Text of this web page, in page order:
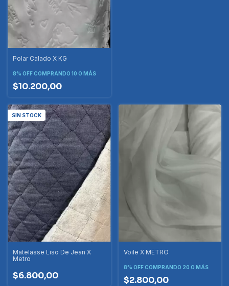
Polar Calado X KG
8% OFFCOMPRANDO 10 O MÁS
$10.200,00
SIN STOCK
Matelasse Liso De Jean X
Metro
$6.800,00
Voile X METRO
8% OFF COMPRANDO 20 O MÁS
$2.800,00